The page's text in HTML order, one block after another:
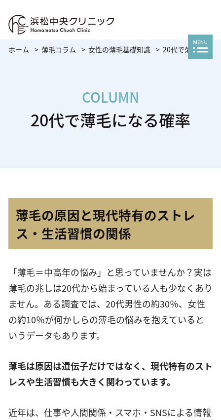
ホーム 薄毛コラム 女性の薄毛基礎知識 20代で薄毛になる
COLUMN
20代で薄毛になる確率
薄毛の原因と現代特有のストレ
ス・生活習慣の関係
「薄毛＝中高年の悩み」と思っていませんか？実は
薄毛の兆しは20代から始まっている人も少なくあり
ません。ある調査では、20代男性の約30％、女性
の約10％が何かしらの薄毛の悩みを抱えていると
いうデータもあります。
薄毛は原因は遺伝子だけではなく、現代特有のスト
レスや生活習慣も大きく関わっています。
近年は、仕事や人間関係・スマホ・SNSによる情報